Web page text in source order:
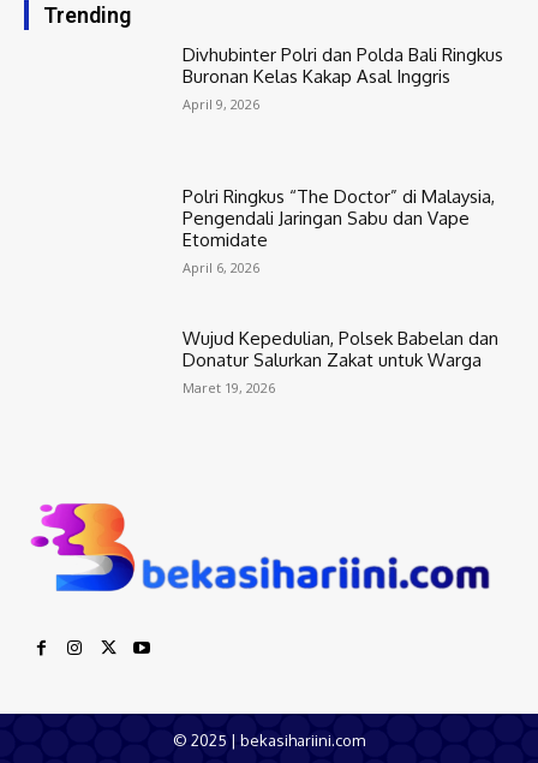
Trending
Divhubinter Polri dan Polda Bali Ringkus
Buronan Kelas Kakap Asal Inggris
April 9, 2026
Polri Ringkus “The Doctor” di Malaysia,
Pengendali Jaringan Sabu dan Vape
Etomidate
April 6, 2026
Wujud Kepedulian, Polsek Babelan dan
Donatur Salurkan Zakat untuk Warga
Maret 19, 2026
© 2025 | bekasihariini.com